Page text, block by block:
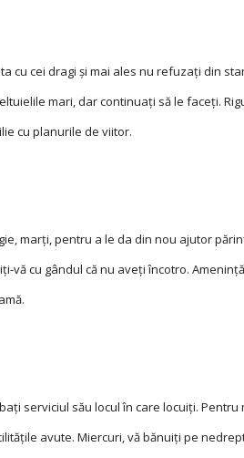
cu cei dragi şi mai ales nu refuzaţi din
mari, dar continuaţi să le faceţi.
cu planurile de viitor.
marţi, pentru a le da din nou ajutor
vă cu gândul că nu aveţi încotro.
serviciul său locul în care locuiţi.
avute. Miercuri, vă bănuiţi pe